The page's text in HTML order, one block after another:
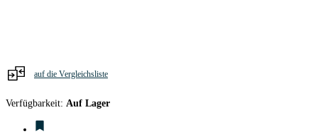
auf die Vergleichsliste
Verfügbarkeit: Auf Lager